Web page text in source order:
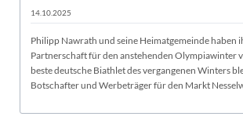
14.10.2025
Philipp Nawrath und seine Heimatgemeinde haben
Partnerschaft für den anstehenden Olympiawinter
beste deutsche Biathlet des vergangenen Winters
Botschafter und Werbeträger für den Markt